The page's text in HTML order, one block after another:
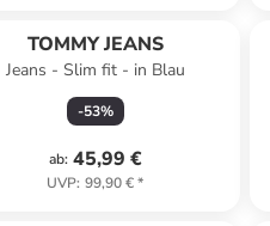
TOMMY JEANS
Jeans - Slim fit - in Blau
-53%
ab: 45,99 €
UVP: 99,90 €*